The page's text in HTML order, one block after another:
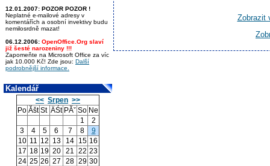
12.01.2007: POZOR POZOR !
Neplatné e-mailové adresy v
komentářích a osobní invektivy budu
nemilosrdně mazat!
06.12.2006: OpenOffice.Org slaví
již šesté narozeniny !!!
Zapomeňte na Microsoft Office za víc
jak 10.000 Kč! Zde jsou: Další
podrobnější informace.
Kalendář
<< Srpen >>
Po Ăšt St ÄŚt PĂˇ So Ne
1
2
3
4 5 6 7 8
9
10 11 12 13 14 15 16
17 18 19 20 21 22 23
24 25 26 27 28 29 30
Zobrazit